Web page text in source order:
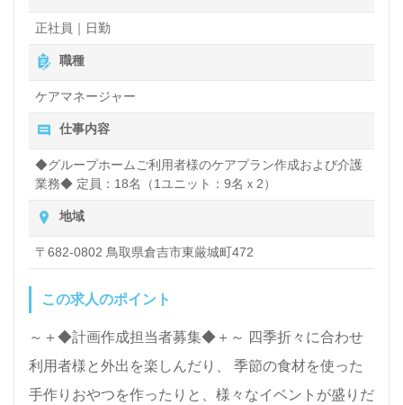
正社員｜日勤
職種
ケアマネージャー
仕事内容
◆グループホームご利用者様のケアプラン作成および介護
業務◆ 定員：18名（1ユニット：9名ｘ2）
地域
〒682-0802 鳥取県倉吉市東厳城町472
この求人のポイント
～＋◆計画作成担当者募集◆＋～ 四季折々に合わせ
利用者様と外出を楽しんだり、 季節の食材を使った
手作りおやつを作ったりと、様々なイベントが盛りだ